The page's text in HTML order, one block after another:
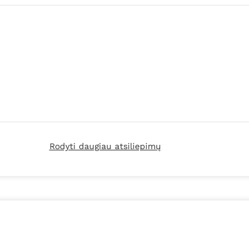
Rodyti daugiau atsiliepimų